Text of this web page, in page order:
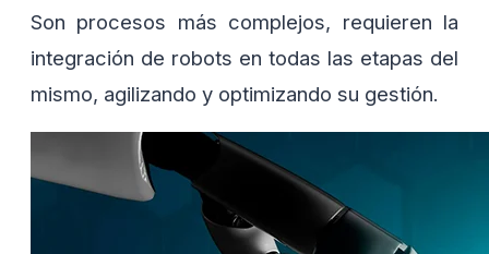
Son procesos más complejos, requieren la
integración de robots en todas las etapas del
mismo, agilizando y optimizando su gestión.